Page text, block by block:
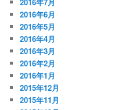
2016年7月
2016年6月
2016年5月
2016年4月
2016年3月
2016年2月
2016年1月
2015年12月
2015年11月